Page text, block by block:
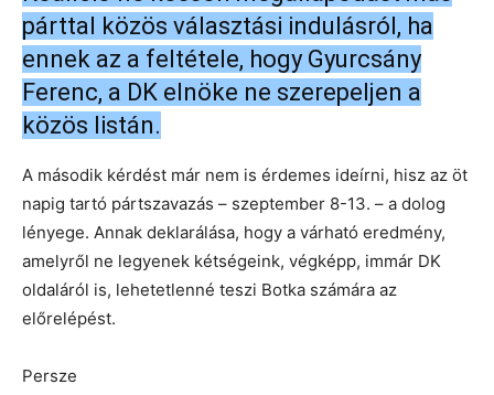
párttal közös választási indulásról, ha
ennek az a feltétele, hogy Gyurcsány
Ferenc, a DK elnöke ne szerepeljen a
közös listán.
A második kérdést már nem is érdemes ideírni, hisz az öt
napig tartó pártszavazás – szeptember 8-13. – a dolog
lényege. Annak deklarálása, hogy a várható eredmény,
amelyről ne legyenek kétségeink, végképp, immár DK
oldaláról is, lehetetlenné teszi Botka számára az
előrelépést.
Persze